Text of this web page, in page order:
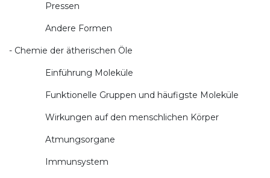
Pressen
Andere Formen
- Chemie der ätherischen Öle
Einführung Moleküle
Funktionelle Gruppen und häufigste Moleküle
Wirkungen auf den menschlichen Körper
Atmungsorgane
Immunsystem